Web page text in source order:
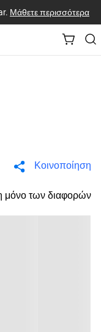
Μάθετε περισσότερα
Κοινοποίηση
μόνο των διαφορών